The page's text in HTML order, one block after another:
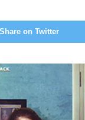
Share on Twitter